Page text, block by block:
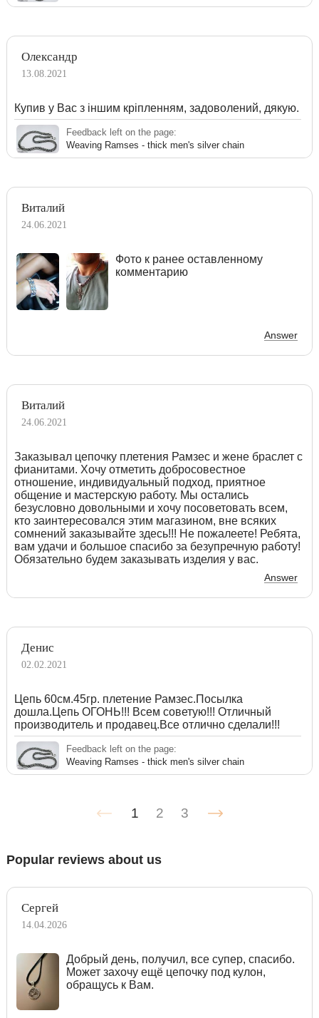
Олександр
13.08.2021
Купив у Вас з іншим кріпленням, задоволений, дякую.
Feedback left on the page:
Weaving Ramses - thick men's silver chain
Виталий
24.06.2021
Фото к ранее оставленному
комментарию
Answer
Виталий
24.06.2021
Заказывал цепочку плетения Рамзес и жене браслет с
фианитами. Хочу отметить добросовестное
отношение, индивидуальный подход, приятное
общение и мастерскую работу. Мы остались
безусловно довольными и хочу посоветовать всем,
кто заинтересовался этим магазином, вне всяких
сомнений заказывайте здесь!!! Не пожалеете! Ребята,
вам удачи и большое спасибо за безупречную работу!
Обязательно будем заказывать изделия у вас.
Answer
Денис
02.02.2021
Цепь 60см.45гр. плетение Рамзес.Посылка
дошла.Цепь ОГОНЬ!!! Всем советую!!! Отличный
производитель и продавец.Все отлично сделали!!!
Feedback left on the page:
Weaving Ramses - thick men's silver chain
1 2 3
Popular reviews about us
Сергей
14.04.2026
Добрый день, получил, все супер, спасибо.
Может захочу ещё цепочку под кулон,
обращусь к Вам.